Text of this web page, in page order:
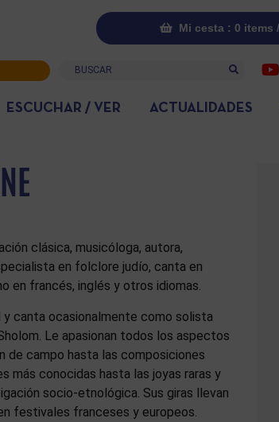
Mi cesta : 0 items /
Buscar
ESCUCHAR / VER ACTUALIDADES
clásica, musicóloga, autora,
en folclore judío, canta en
en francés, inglés y otros idiomas.
canta ocasionalmente como solista
Le apasionan todos los aspectos
de campo hasta las composiciones
más conocidas hasta las joyas raras y
socio-etnológica. Sus giras llevan
festivales franceses y europeos.